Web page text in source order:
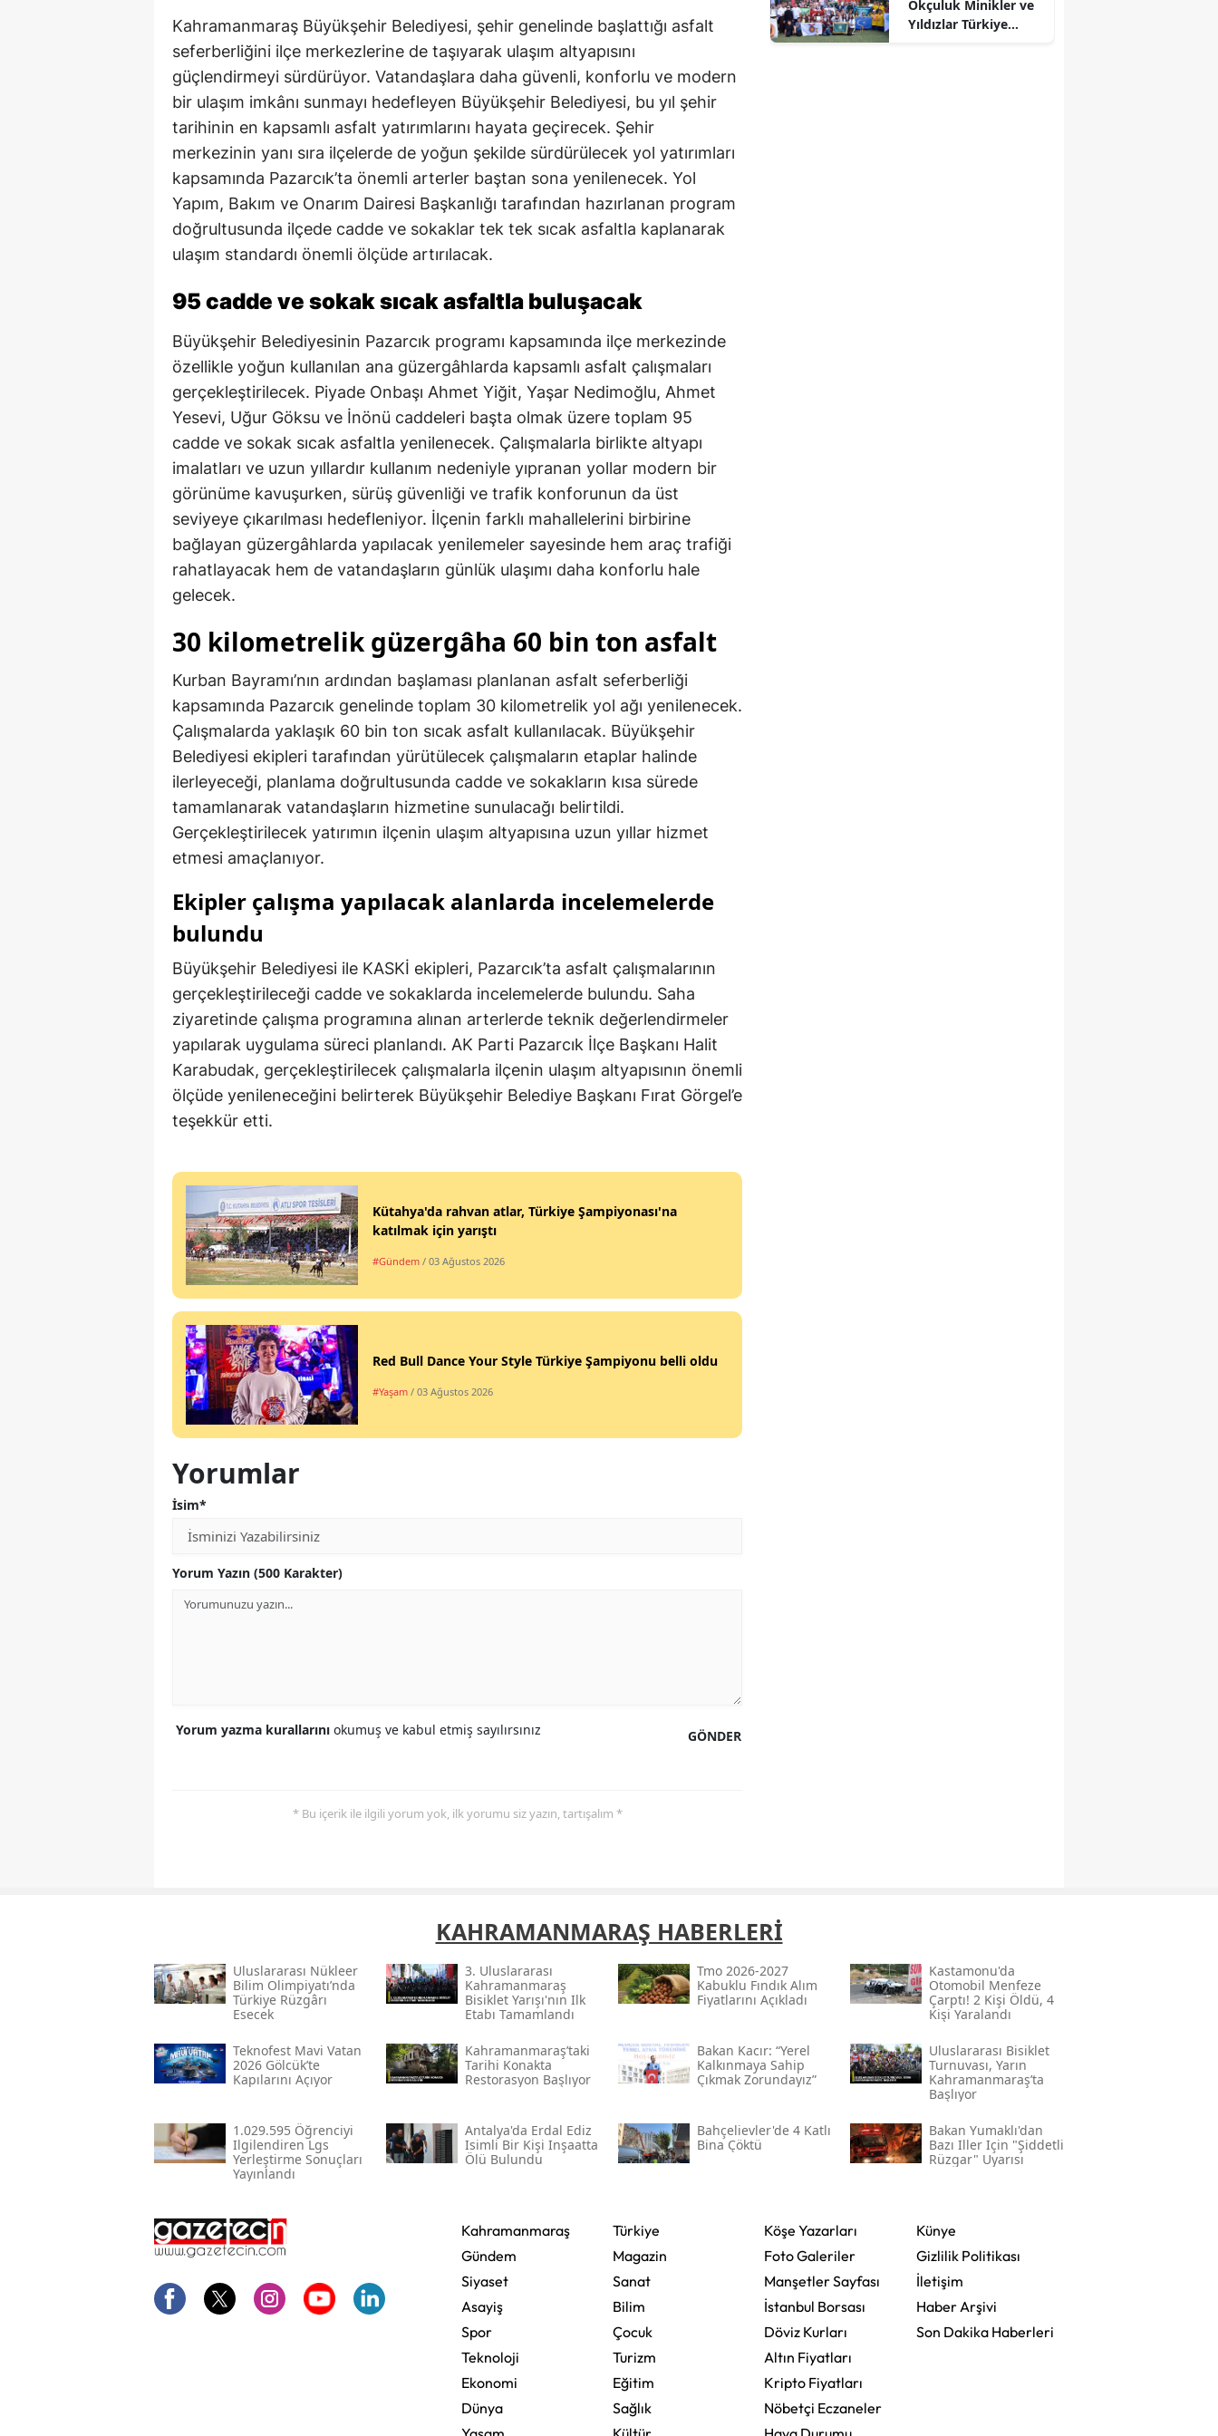
Edirne
Elazığ
Erzincan
Erzurum
Eskişehir
Gaziantep
Hakkari
Hatay
Isparta
İstanbul
İzmir
Kars
Kastamonu
Kırklareli
Kırşehir
Kocaeli
Konya
Kütahya
Malatya
Kahramanmaraş
Muğla
Muş
Nevşehir
Niğde
Rize
Sakarya
Sivas
Tokat
Karaman
Ardahan
Kilis
Kahramanmaraş Büyükşehir Belediyesi, şehir genelinde başlattığı asfalt
seferberliğini ilçe merkezlerine de taşıyarak ulaşım altyapısını
güçlendirmeyi sürdürüyor. Vatandaşlara daha güvenli, konforlu ve modern
bir ulaşım imkânı sunmayı hedefleyen Büyükşehir Belediyesi, bu yıl şehir
tarihinin en kapsamlı asfalt yatırımlarını hayata geçirecek. Şehir
merkezinin yanı sıra ilçelerde de yoğun şekilde sürdürülecek yol yatırımları
kapsamında Pazarcık’ta önemli arterler baştan sona yenilenecek. Yol
Yapım, Bakım ve Onarım Dairesi Başkanlığı tarafından hazırlanan program
doğrultusunda ilçede cadde ve sokaklar tek tek sıcak asfaltla kaplanarak
ulaşım standardı önemli ölçüde artırılacak.
95 cadde ve sokak sıcak asfaltla buluşacak
Büyükşehir Belediyesinin Pazarcık programı kapsamında ilçe merkezinde
özellikle yoğun kullanılan ana güzergâhlarda kapsamlı asfalt çalışmaları
gerçekleştirilecek. Piyade Onbaşı Ahmet Yiğit, Yaşar Nedimoğlu, Ahmet
Yesevi, Uğur Göksu ve İnönü caddeleri başta olmak üzere toplam 95
cadde ve sokak sıcak asfaltla yenilenecek. Çalışmalarla birlikte altyapı
imalatları ve uzun yıllardır kullanım nedeniyle yıpranan yollar modern bir
görünüme kavuşurken, sürüş güvenliği ve trafik konforunun da üst
seviyeye çıkarılması hedefleniyor. İlçenin farklı mahallelerini birbirine
bağlayan güzergâhlarda yapılacak yenilemeler sayesinde hem araç trafiği
rahatlayacak hem de vatandaşların günlük ulaşımı daha konforlu hale
gelecek.
30 kilometrelik güzergâha 60 bin ton asfalt
Kurban Bayramı’nın ardından başlaması planlanan asfalt seferberliği
kapsamında Pazarcık genelinde toplam 30 kilometrelik yol ağı yenilenecek.
Çalışmalarda yaklaşık 60 bin ton sıcak asfalt kullanılacak. Büyükşehir
Belediyesi ekipleri tarafından yürütülecek çalışmaların etaplar halinde
ilerleyeceği, planlama doğrultusunda cadde ve sokakların kısa sürede
tamamlanarak vatandaşların hizmetine sunulacağı belirtildi.
Gerçekleştirilecek yatırımın ilçenin ulaşım altyapısına uzun yıllar hizmet
etmesi amaçlanıyor.
Ekipler çalışma yapılacak alanlarda incelemelerde
bulundu
Büyükşehir Belediyesi ile KASKİ ekipleri, Pazarcık’ta asfalt çalışmalarının
gerçekleştirileceği cadde ve sokaklarda incelemelerde bulundu. Saha
ziyaretinde çalışma programına alınan arterlerde teknik değerlendirmeler
yapılarak uygulama süreci planlandı. AK Parti Pazarcık İlçe Başkanı Halit
Karabudak, gerçekleştirilecek çalışmalarla ilçenin ulaşım altyapısının önemli
ölçüde yenileneceğini belirterek Büyükşehir Belediye Başkanı Fırat Görgel’e
teşekkür etti.
Kütahya'da rahvan atlar, Türkiye Şampiyonası'na
katılmak için yarıştı
#Gündem / 03 Ağustos 2026
Red Bull Dance Your Style Türkiye Şampiyonu belli oldu
#Yaşam / 03 Ağustos 2026
Yorumlar
İsim*
Yorum Yazın (500 Karakter)
GÖNDER
Yorum yazma kurallarını okumuş ve kabul etmiş sayılırsınız
* Bu içerik ile ilgili yorum yok, ilk yorumu siz yazın, tartışalım *
Okçuluk Minikler ve
Yıldızlar Türkiye
KAHRAMANMARAŞ HABERLERİ
Uluslararası Nükleer
Bilim Olimpiyatı’nda
Türkiye Rüzgârı
Esecek
3. Uluslararası
Kahramanmaraş
Bisiklet Yarışı'nın Ilk
Etabı Tamamlandı
Tmo 2026-2027
Kabuklu Fındık Alım
Fiyatlarını Açıkladı
Kastamonu'da
Otomobil Menfeze
Çarptı! 2 Kişi Öldü, 4
Kişi Yaralandı
Teknofest Mavi Vatan
2026 Gölcük’te
Kapılarını Açıyor
Kahramanmaraş’taki
Tarihi Konakta
Restorasyon Başlıyor
Bakan Kacır: “yerel
Kalkınmaya Sahip
Çıkmak Zorundayız”
Uluslararası Bisiklet
Turnuvası, Yarın
Kahramanmaraş’ta
Başlıyor
1.029.595 Öğrenciyi
Ilgilendiren Lgs
Yerleştirme Sonuçları
Yayınlandı
Antalya'da Erdal Ediz
Isimli Bir Kişi Inşaatta
Ölü Bulundu
Bahçelievler'de 4 Katlı
Bina Çöktü
Bakan Yumaklı'dan
Bazı Iller Için "şiddetli
Rüzgar" Uyarısı
Kahramanmaraş
Gündem
Siyaset
Asayiş
Spor
Teknoloji
Ekonomi
Dünya
Türkiye
Magazin
Sanat
Bilim
Çocuk
Turizm
Eğitim
Sağlık
Köşe Yazarları
Foto Galeriler
Manşetler Sayfası
İstanbul Borsası
Döviz Kurları
Altın Fiyatları
Kripto Fiyatları
Nöbetçi Eczaneler
Künye
Gizlilik Politikası
İletişim
Haber Arşivi
Son Dakika Haberleri